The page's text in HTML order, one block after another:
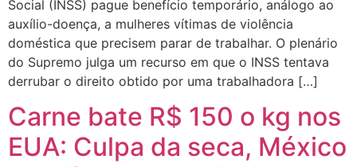
Social (INSS) pague benefício temporário, análogo ao
auxílio-doença, a mulheres vítimas de violência
doméstica que precisem parar de trabalhar. O plenário
do Supremo julga um recurso em que o INSS tentava
derrubar o direito obtido por uma trabalhadora […]
Carne bate R$ 150 o kg nos
EUA: Culpa da seca, México